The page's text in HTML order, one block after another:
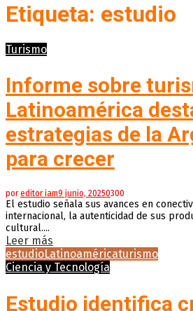
Etiqueta: estudio
Turismo
Informe sobre
Latinoamérica
estrategias de la
para crecer
poreditor iam9 junio, 20250300
El estudio señala sus avances en
internacional, la autenticidad de sus
cultural....
Leer más
estudioLatinoaméricaturismo
Ciencia y Tecnología
Estudio identifica